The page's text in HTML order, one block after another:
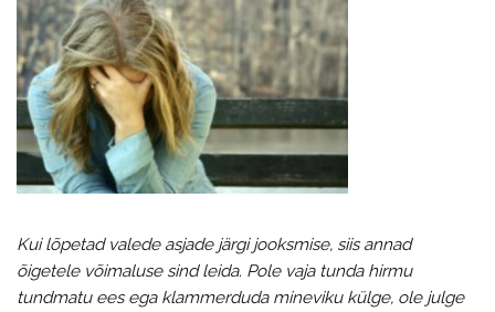
Kui lõpetad valede asjade järgi jooksmise, siis annad
õigetele võimaluse sind leida. Pole vaja tunda hirmu
tundmatu ees ega klammerduda mineviku külge, ole julge